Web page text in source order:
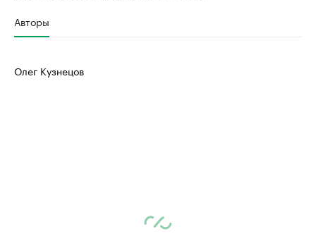
Авторы
Олег Кузнецов